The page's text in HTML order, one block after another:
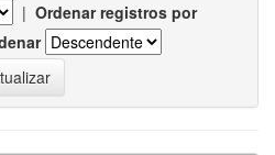
| Ordenar registros por